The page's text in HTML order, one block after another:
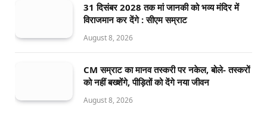
31 दिसंबर 2028 तक मां जानकी को भव्य मंदिर में
विराजमान कर देंगे : सीएम सम्राट
August 8, 2026
CM सम्राट का मानव तस्करी पर नकेल, बोले- तस्करों
को नहीं बख्शेंगे, पीड़ितों को देंगे नया जीवन
August 8, 2026